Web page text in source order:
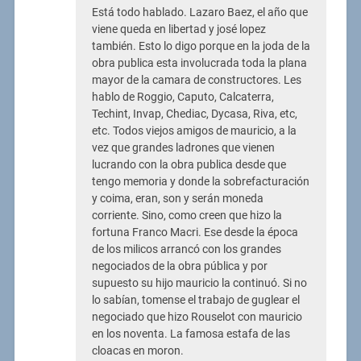
Está todo hablado. Lazaro Baez, el año que
viene queda en libertad y josé lopez
también. Esto lo digo porque en la joda de la
obra publica esta involucrada toda la plana
mayor de la camara de constructores. Les
hablo de Roggio, Caputo, Calcaterra,
Techint, Invap, Chediac, Dycasa, Riva, etc,
etc. Todos viejos amigos de mauricio, a la
vez que grandes ladrones que vienen
lucrando con la obra publica desde que
tengo memoria y donde la sobrefacturación
y coima, eran, son y serán moneda
corriente. Sino, como creen que hizo la
fortuna Franco Macri. Ese desde la época
de los milicos arrancó con los grandes
negociados de la obra pública y por
supuesto su hijo mauricio la continuó. Si no
lo sabían, tomense el trabajo de guglear el
negociado que hizo Rouselot con mauricio
en los noventa. La famosa estafa de las
cloacas en moron.